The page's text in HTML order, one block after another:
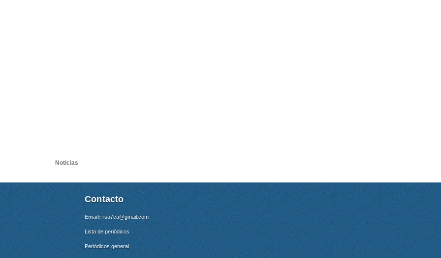
Noticias
Contacto
Email: rsa7ca@gmail.com
Lista de periódicos
Periódicos general